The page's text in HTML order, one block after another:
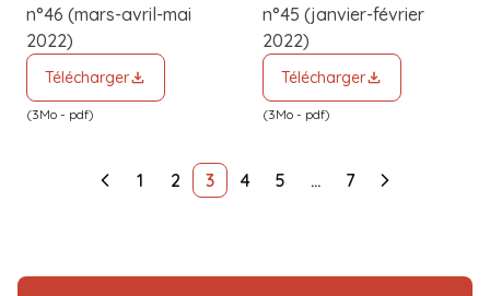
n°46 (mars-avril-mai
2022)
Télécharger
(3Mo - pdf)
n°45 (janvier-février
2022)
Télécharger
(3Mo - pdf)
1 2 3 4 5 … 7